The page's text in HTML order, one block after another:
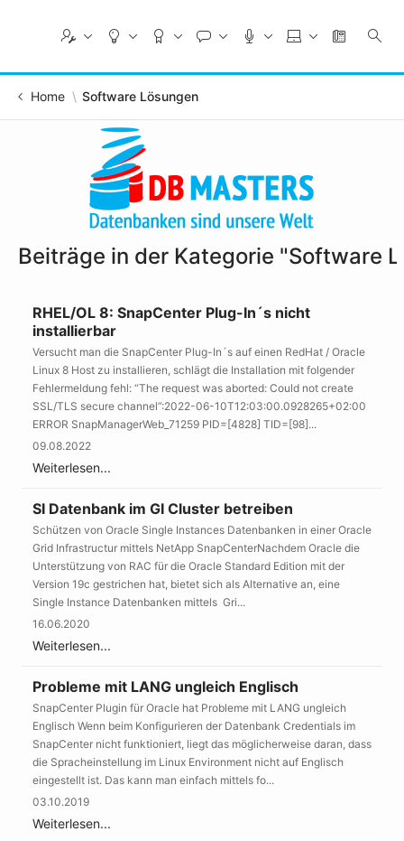
Home Software Lösungen
Beiträge in der Kategorie "Software
RHEL/OL 8: SnapCenter Plug-In´s nicht
installierbar
Versucht man die SnapCenter Plug-In´s auf einen RedHat / Oracle
Linux 8 Host zu installieren, schlägt die Installation mit folgender
Fehlermeldung fehl: “The request was aborted: Could not create
SSL/TLS secure channel”:2022-06-10T12:03:00.0928265+02:00
ERROR SnapManagerWeb_71259 PID=[4828] TID=[98]...
09.08.2022
Weiterlesen...
SI Datenbank im GI Cluster betreiben
Schützen von Oracle Single Instances Datenbanken in einer Oracle
Grid Infrastructur mittels NetApp SnapCenterNachdem Oracle die
Unterstützung von RAC für die Oracle Standard Edition mit der
Version 19c gestrichen hat, bietet sich als Alternative an, eine
Single Instance Datenbanken mittels Gri...
16.06.2020
Weiterlesen...
Probleme mit LANG ungleich Englisch
SnapCenter Plugin für Oracle hat Probleme mit LANG ungleich
Englisch Wenn beim Konfigurieren der Datenbank Credentials im
SnapCenter nicht funktioniert, liegt das möglicherweise daran, dass
die Spracheinstellung im Linux Environment nicht auf Englisch
eingestellt ist. Das kann man einfach mittels fo...
03.10.2019
Weiterlesen...